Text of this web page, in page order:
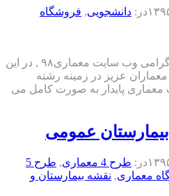
در: دانشجویی, فروشگاه
با سلام خدمت تمامی کاربران گرامی وب سایت معماری۹۸ , در این
معماران عزیز در زمینه رشته
معماری پایدار به صورت کامل می
عمومی
در: طرح 4 معماری ,
طرح 5
معماری, نقشه بیمارستان و